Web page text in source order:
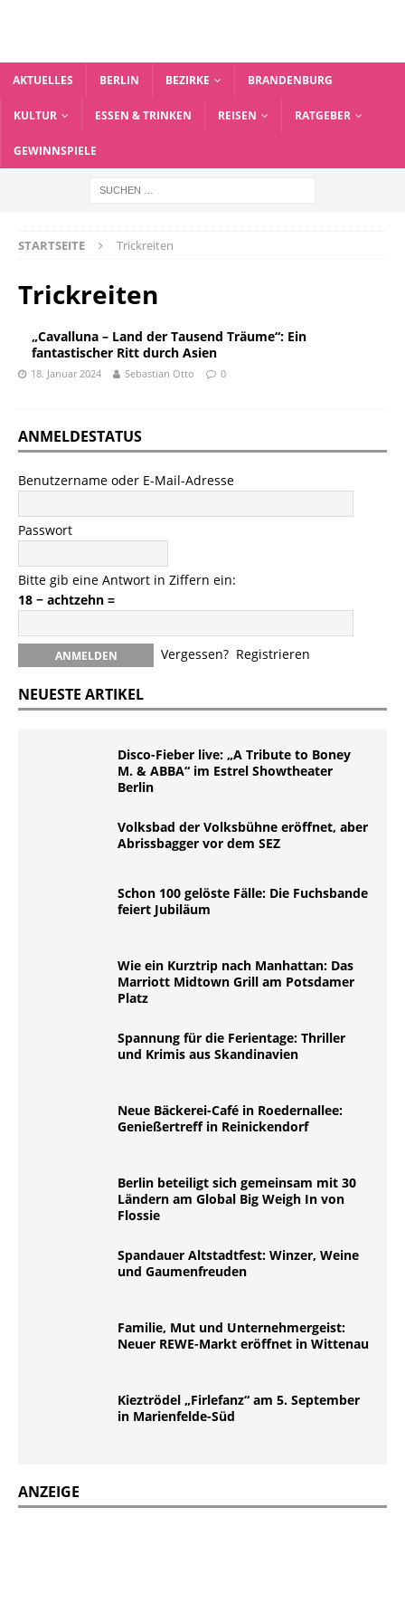
AKTUELLES BERLIN BEZIRKE BRANDENBURG
KULTUR ESSEN & TRINKEN REISEN RATGEBER
GEWINNSPIELE
STARTSEITE Trickreiten
Trickreiten
„Cavalluna – Land der Tausend Träume“: Ein
fantastischer Ritt durch Asien
18. Januar 2024 Sebastian Otto 0
ANMELDESTATUS
Benutzername oder E-Mail-Adresse
Passwort
Bitte gib eine Antwort in Ziffern ein:
18 − achtzehn =
Vergessen? Registrieren
NEUESTE ARTIKEL
Disco-Fieber live: „A Tribute to Boney
M. & ABBA“ im Estrel Showtheater
Berlin
Volksbad der Volksbühne eröffnet, aber
Abrissbagger vor dem SEZ
Schon 100 gelöste Fälle: Die Fuchsbande
feiert Jubiläum
Wie ein Kurztrip nach Manhattan: Das
Marriott Midtown Grill am Potsdamer
Platz
Spannung für die Ferientage: Thriller
und Krimis aus Skandinavien
Neue Bäckerei-Café in Roedernallee:
Genießertreff in Reinickendorf
Berlin beteiligt sich gemeinsam mit 30
Ländern am Global Big Weigh In von
Flossie
Spandauer Altstadtfest: Winzer, Weine
und Gaumenfreuden
Familie, Mut und Unternehmergeist:
Neuer REWE-Markt eröffnet in Wittenau
Kieztrödel „Firlefanz“ am 5. September
in Marienfelde-Süd
ANZEIGE